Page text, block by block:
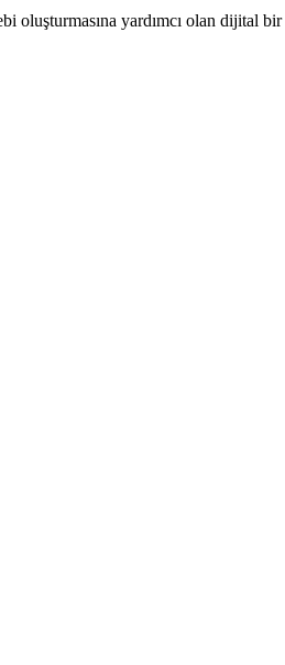
oluşturmasına yardımcı olan dijital